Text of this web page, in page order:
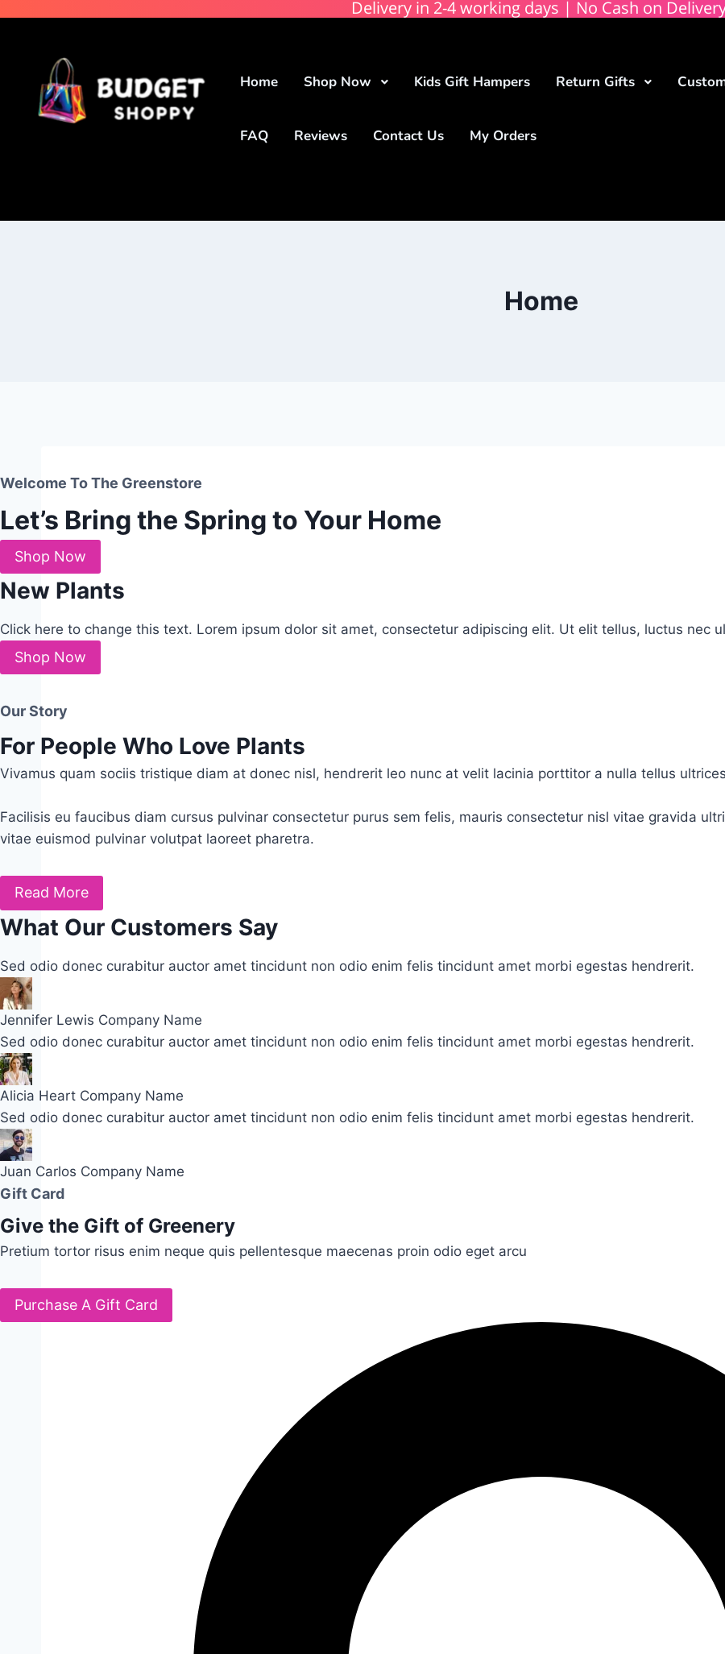
Delivery in 2-4 working days | No Cash on
Home Shop Now Kids Gift Hampers Return Gifts
FAQ Reviews Contact Us My Orders
Home
Welcome To The Greenstore
Let’s Bring the Spring to Your Home
Shop Now
New Plants
Click here to change this text. Lorem ipsum dolor sit amet, consectetur adipiscing elit. Ut elit tellus, luctus nec
Shop Now
Our Story
For People Who Love Plants
Vivamus quam sociis tristique diam at donec nisl, hendrerit leo nunc at velit lacinia porttitor a nulla tellus
Facilisis eu faucibus diam cursus pulvinar consectetur purus sem felis, mauris consectetur nisl vitae gravida
vitae euismod pulvinar volutpat laoreet pharetra.
Read More
What Our Customers Say
Sed odio donec curabitur auctor amet tincidunt non odio enim felis tincidunt amet morbi egestas hendrerit.
Jennifer Lewis Company Name
Sed odio donec curabitur auctor amet tincidunt non odio enim felis tincidunt amet morbi egestas hendrerit.
Alicia Heart Company Name
Sed odio donec curabitur auctor amet tincidunt non odio enim felis tincidunt amet morbi egestas hendrerit.
Juan Carlos Company Name
Gift Card
Give the Gift of Greenery
Pretium tortor risus enim neque quis pellentesque maecenas proin odio eget arcu
Purchase A Gift Card